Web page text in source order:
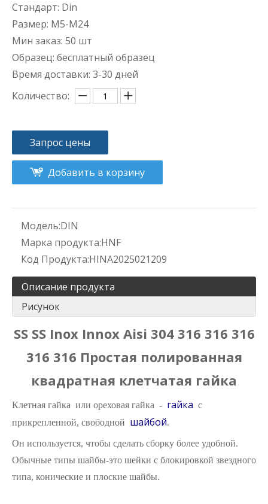
Стандарт: Din
Размер: M5-M24
Мин заказ: 50 шт
Образец: бесплатный образец
Время доставки: 3-30 дней
Количество:
Запрос цены
Добавить в корзину
Модель:DIN
Марка продукта:HNF
Код Продукта:HINA2025021209
Описание продукта
Рисунок
SS SS Inox Innox Aisi 304 316 316 316
316 316 Простая полированная
квадратная клетчатая гайка
Клетная гайка или ореховая гайка - гайка с
прикрепленной, свободной шайбой.
Он используется, чтобы сделать сборку более удобной.
Обычные типы шайбы-это шейки с блокировкой звездного
типа, конические и плоские шайбы.